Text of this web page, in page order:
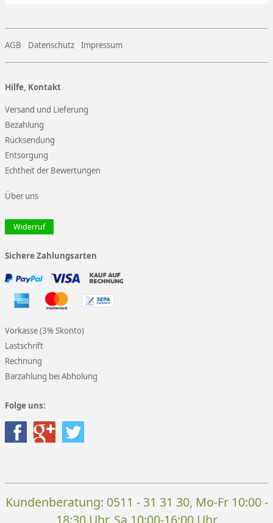
AGB Datenschutz Impressum
Hilfe, Kontakt
Versand und Lieferung
Bezahlung
Rücksendung
Entsorgung
Echtheit der Bewertungen
Über uns
Widerruf
Sichere Zahlungsarten
Vorkasse (3% Skonto)
Lastschrift
Rechnung
Barzahlung bei Abholung
Folge uns:
Kundenberatung: 0511 - 31 31 30, Mo-Fr 10:00 -
18:30 Uhr, Sa 10:00-16:00 Uhr